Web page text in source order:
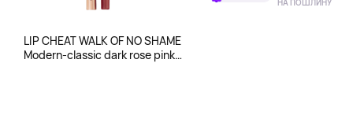
LIP CHEAT WALK OF NO SHAME
Modern-classic dark rose pink